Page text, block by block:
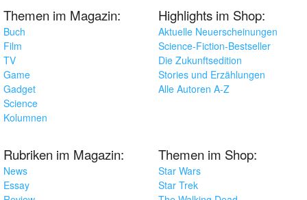
Themen im Magazin:
Buch
Film
TV
Game
Gadget
Science
Kolumnen
Highlights im Shop:
Aktuelle Neuerscheinungen
Science-Fiction-Bestseller
Die Zukunftsedition
Stories und Erzählungen
Alle Autoren A-Z
Rubriken im Magazin:
News
Essay
Themen im Shop:
Star Wars
Star Trek